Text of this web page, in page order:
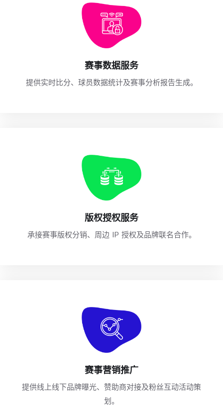
赛事数据服务
提供实时比分、球员数据统计及赛事分析报告生成。
版权授权服务
承接赛事版权分销、周边 IP 授权及品牌联名合作。
赛事营销推广
提供线上线下品牌曝光、赞助商对接及粉丝互动活动策
划。